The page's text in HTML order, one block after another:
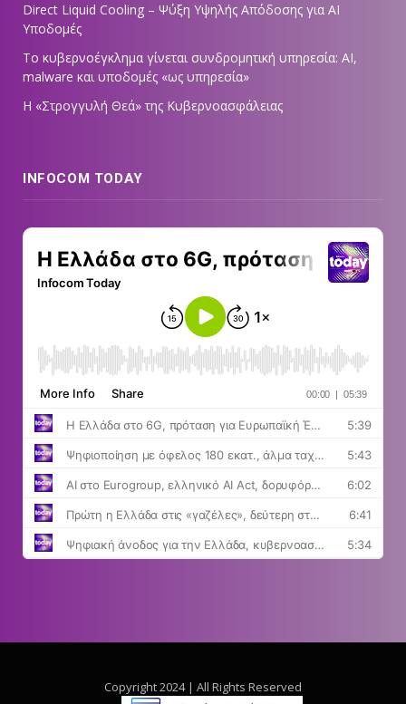
Direct Liquid Cooling – Ψύξη Υψηλής Απόδοσης για AI
Υποδομές
Το κυβερνοέγκλημα γίνεται συνδρομητική υπηρεσία: AI,
malware και υποδομές «ως υπηρεσία»
Η «Στρογγυλή Θεά» της Κυβερνοασφάλειας
INFOCOM TODAY
Copyright 2024 | All Rights Reserved